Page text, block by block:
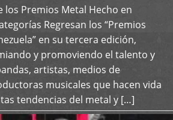
los Premios Metal Hecho en
Regresan los “Premios
en su tercera edición,
y promoviendo el talento y
artistas, medios de
musicales que hacen vida
tendencias del metal y […]
+